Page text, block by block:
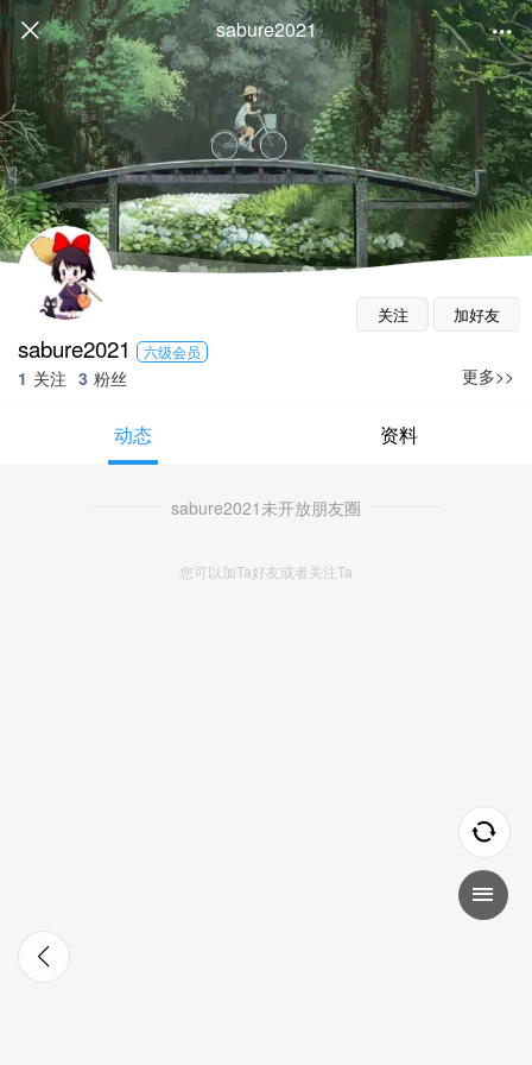
sabure2021
关注 加好友
sabure2021 六级会员
更多>>
1 关注 3 粉丝
动态 资料
sabure2021未开放朋友圈
您可以加Ta好友或者关注Ta